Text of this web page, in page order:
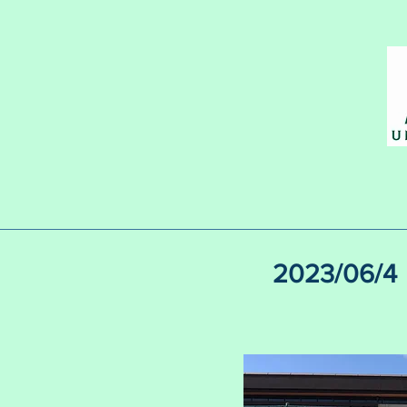
2023/06/4